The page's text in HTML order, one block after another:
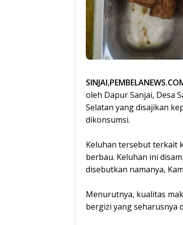
oleh Dapur Sanjai, Desa
Selatan yang disajikan
dikonsumsi.
‎Keluhan tersebut terkait
berbau. Keluhan ini
disebutkan namanya,
‎Menurutnya, kualitas
bergizi yang seharusnya